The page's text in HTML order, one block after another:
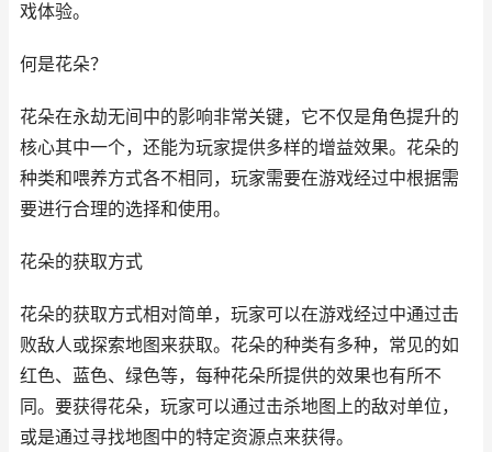
戏体验。
何是花朵？
花朵在永劫无间中的影响非常关键，它不仅是角色提升的
核心其中一个，还能为玩家提供多样的增益效果。花朵的
种类和喂养方式各不相同，玩家需要在游戏经过中根据需
要进行合理的选择和使用。
花朵的获取方式
花朵的获取方式相对简单，玩家可以在游戏经过中通过击
败敌人或探索地图来获取。花朵的种类有多种，常见的如
红色、蓝色、绿色等，每种花朵所提供的效果也有所不
同。要获得花朵，玩家可以通过击杀地图上的敌对单位，
或是通过寻找地图中的特定资源点来获得。